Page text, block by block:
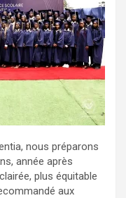
nous préparons
année après
plus équitable
aux